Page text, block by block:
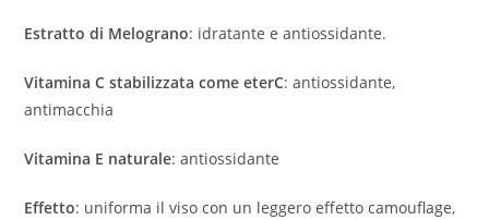
Estratto di Melograno: idratante e antiossidante.
Vitamina C stabilizzata come eterC: antiossidante,
antimacchia
Vitamina E naturale: antiossidante
Effetto: uniforma il viso con un leggero effetto camouflage,